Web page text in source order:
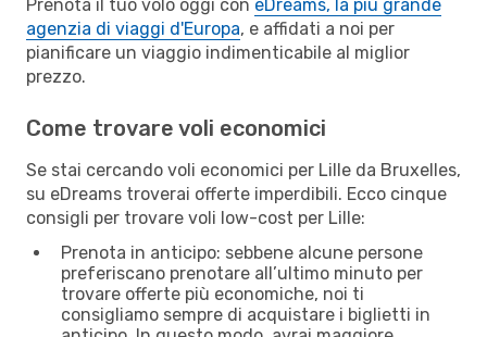
Prenota il tuo volo oggi con eDreams, la più grande
agenzia di viaggi d'Europa, e affidati a noi per
pianificare un viaggio indimenticabile al miglior
prezzo.
Come trovare voli economici
Se stai cercando voli economici per Lille da Bruxelles,
su eDreams troverai offerte imperdibili. Ecco cinque
consigli per trovare voli low-cost per Lille:
Prenota in anticipo: sebbene alcune persone
preferiscano prenotare all’ultimo minuto per
trovare offerte più economiche, noi ti
consigliamo sempre di acquistare i biglietti in